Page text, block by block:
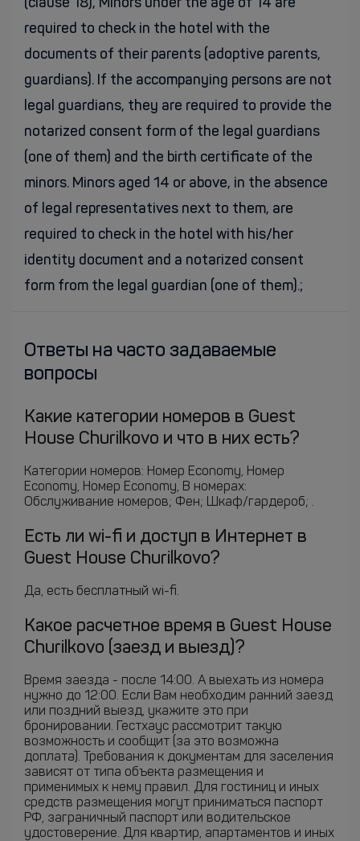
(clause 18), Minors under the age of 14 are
required to check in the hotel with the
documents of their parents (adoptive parents,
guardians). If the accompanying persons are not
legal guardians, they are required to provide the
notarized consent form of the legal guardians
(one of them) and the birth certificate of the
minors. Minors aged 14 or above, in the absence
of legal representatives next to them, are
required to check in the hotel with his/her
identity document and a notarized consent
form from the legal guardian (one of them).;
Ответы на часто задаваемые
вопросы
Какие категории номеров в Guest
House Churilkovo и что в них есть?
Категории номеров: Номер Economy, Номер
Economy, Номер Economy, В номерах:
Обслуживание номеров; Фен; Шкаф/гардероб; .
Есть ли wi-fi и доступ в Интернет в
Guest House Churilkovo?
Да, есть бесплатный wi-fi.
Какое расчетное время в Guest House
Churilkovo (заезд и выезд)?
Время заезда - после 14:00. А выехать из номера
нужно до 12:00. Если Вам необходим ранний заезд
или поздний выезд, укажите это при
бронировании. Гестхаус рассмотрит такую
возможность и сообщит (за это возможна
доплата). Требования к документам для заселения
зависят от типа объекта размещения и
применимых к нему правил. Для гостиниц и иных
средств размещения могут приниматься паспорт
РФ, заграничный паспорт или водительское
удостоверение. Для квартир, апартаментов и иных